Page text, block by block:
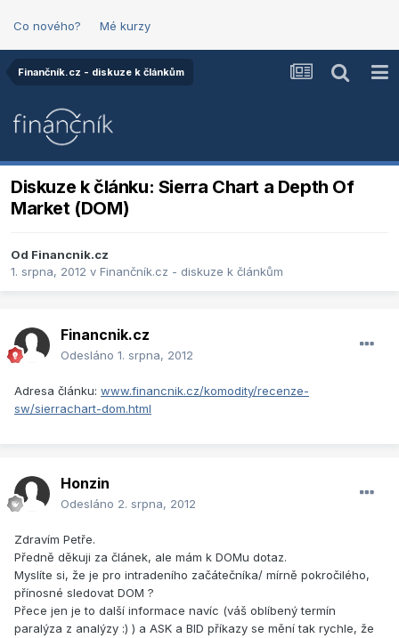
Co nového? Mé kurzy
Finančník.cz - diskuze k článkům
Diskuze k článku: Sierra Chart a Depth Of
Market (DOM)
Od Financnik.cz
1. srpna, 2012 v Finančník.cz - diskuze k článkům
Financnik.cz
Odesláno 1. srpna, 2012
Adresa článku: www.financnik.cz/komodity/recenze-
sw/sierrachart-dom.html
Honzin
Odesláno 2. srpna, 2012
Zdravím Petře.
Předně děkuji za článek, ale mám k DOMu dotaz.
Myslíte si, že je pro intradeního začátečníka/ mírně pokročilého,
přínosné sledovat DOM ?
Přece jen je to další informace navíc (váš oblíbený termín
paralýza z analýzy :) ) a ASK a BID příkazy se mění tak rychle, že